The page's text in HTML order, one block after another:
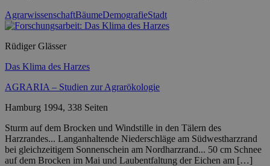
AgrarwissenschaftBäumeDemografieStadt
Rüdiger Glässer
Das Klima des Harzes
AGRARIA – Studien zur Agrarökologie
Hamburg 1994, 338 Seiten
Sturm auf dem Brocken und Windstille in den Tälern des
Harzrandes... Langanhaltende Niederschläge am Südwestharzrand
bei gleichzeitigem Sonnenschein am Nordharzrand... 50 cm Schnee
auf dem Brocken im Mai und Laubentfaltung der Eichen am […]